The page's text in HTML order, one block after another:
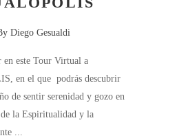
Diego Gesualdi
este Tour Virtual a
en el que podrás descubrir
de sentir serenidad y gozo en
la Espiritualidad y la